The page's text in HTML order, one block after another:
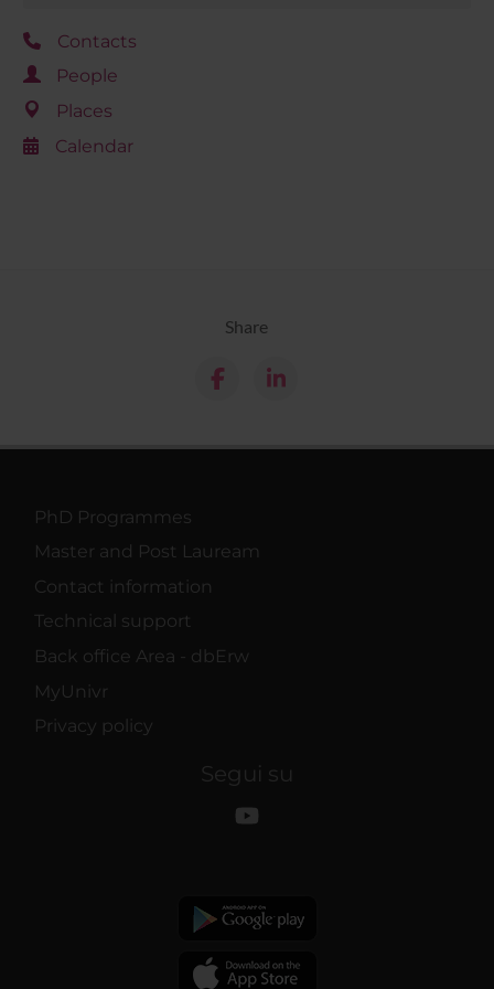
Contacts
People
Places
Calendar
Share
PhD Programmes
Master and Post Lauream
Contact information
Technical support
Back office Area - dbErw
MyUnivr
Privacy policy
Segui su